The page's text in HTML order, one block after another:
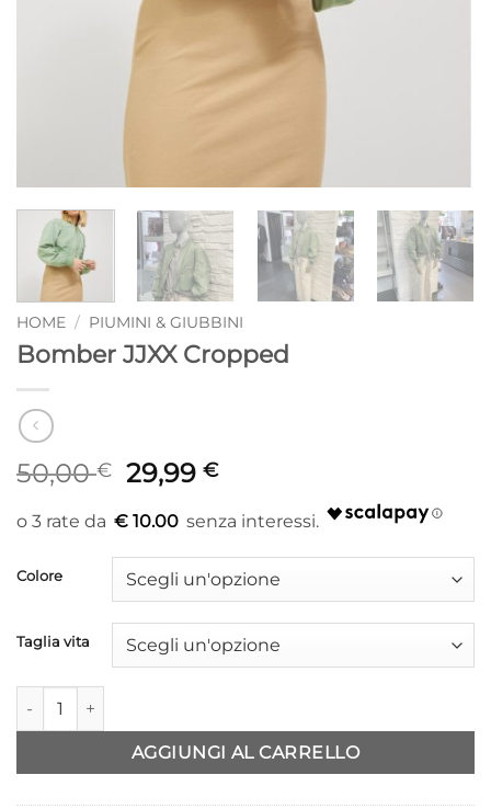
HOME / PIUMINI & GIUBBINI
Bomber JJXX Cropped
50,00€ Il
originale
era:
50,00 €.
29,99€Il
attuale
è:
29,99 €.
€ 10.00
Colore
Taglia vita
Bomber JJXX Cropped quantità
AGGIUNGI AL CARRELLO